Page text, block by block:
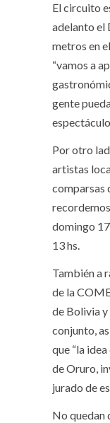
El circuito
adelanto el
metros en
“vamos a
gente
Por otro
artistas
comparsas
domingo
13 hs.
También a
de la
de Bolivia
conjunto,
que “la
de Oruro,
jurado de
No quedan